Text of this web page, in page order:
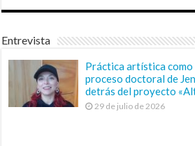
Entrevista
Práctica artística
proceso doctoral de
detrás del proyecto
29 de julio de 2026